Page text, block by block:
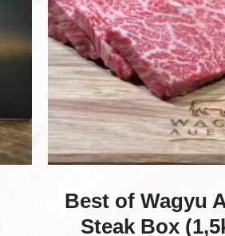
Best of Wagyu
Steak Box